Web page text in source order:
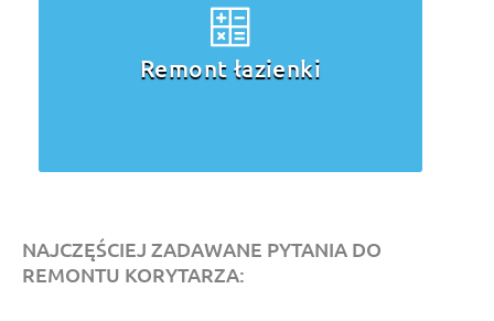
Remont łazienki
NAJCZĘŚCIEJ ZADAWANE PYTANIA DO
REMONTU KORYTARZA: